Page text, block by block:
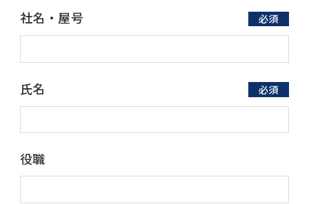
社名・屋号 必須
氏名 必須
役職